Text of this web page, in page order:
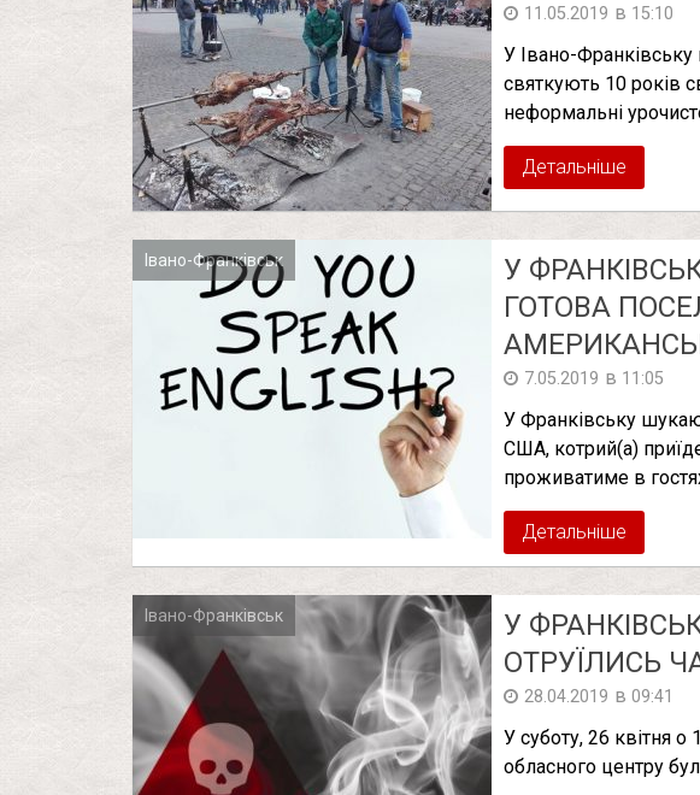
11.05.2019 в 15:10
У Івано-Франківську
святкують 10 років
неформальні
Детальніше
Івано-Франківськ
У
ГОТОВА
7.05.2019 в 11:05
У Франківську
США, котрий(а)
проживатиме в
Детальніше
Івано-Франківськ
У
ОТРУЇЛИСЬ
28.04.2019 в 09:41
У суботу, 26 квітня о
обласного центру